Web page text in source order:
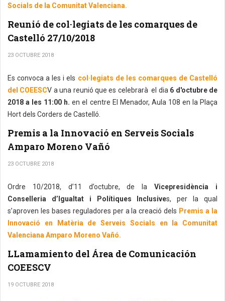
Socials de la Comunitat Valenciana.
Reunió de col·legiats de les comarques de
Castelló 27/10/2018
23 OCTUBRE 2018
Es convoca a les i els col·legiats de les comarques de Castelló
del COEESCV a una reunió que es celebrarà el dia 6 d'octubre de
2018 a les 11:00 h.en el centre El Menador, Aula 108 en la Plaça
Hort dels Corders de Castelló.
Premis a la Innovació en Serveis Socials
Amparo Moreno Vañó
23 OCTUBRE 2018
Ordre 10/2018, d’11 d’octubre, de laVicepresidència i
Conselleria d’Igualtat i Polítiques Inclusives, per la qual
s’aproven les bases reguladores per a la creació dels Premis a la
Innovació en Matèria de Serveis Socials en la Comunitat
Valenciana Amparo Moreno Vañó.
LLamamiento del Área de Comunicación
COEESCV
19 OCTUBRE 2018